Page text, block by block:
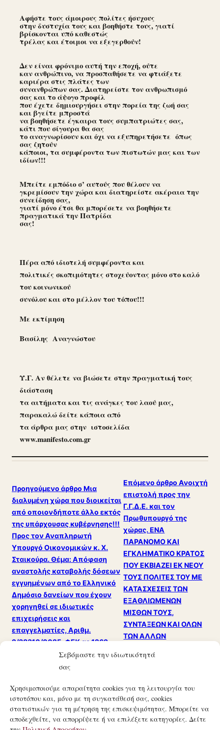
Σεβόμαστε την ιδιωτικότητά
σας
Χρησιμοποιούμε απαραίτητα cookies για τη λειτουργία του
ιστοτόπου και, μόνο με τη συγκατάθεσή σας, cookies
στατιστικών για τη μέτρηση της επισκεψιμότητας. Μπορείτε να
αποδεχθείτε, να απορρίψετε ή να επιλέξετε κατηγορίες. Δείτε
Αφήστε τους άμοιρους πολίτες ήσυχους
στην δυστυχία τους και βοηθήστε τους, γιατί
βρίσκονται υπό καθεστώς
τρέλας και έτοιμοι να εξεγερθούν!
Δεν είναι φρόνιμο αυτή την εποχή, ούτε
καν ανθρώπινο, να προσπαθήσετε να φτιάξετε
καριέρα στις πλάτες των
συνανθρώπων σας. Διατηρείστε τον ανθρωπισμό
σας και το άψογο προφίλ
που έχετε δημιουργήσει στην πορεία της ζωή σας
και βγείτε μπροστά
να βοηθήσετε έγκαιρα τους συμπατριώτες σας,
κάτι που σίγουρα θα σας
το αναγνωρίσουν και όχι να εξυπηρετήσετε όπως
σας ζητούν
κάποιοι, τα συμφέροντα των πιστωτών μας και των
ιδίων!!!
Μπείτε εμπόδιο σ’ αυτούς που θέλουν να
γκρεμίσουν την χώρα και διατηρείστε ακέραια την
συνείδηση σας,
γιατί μόνο έτσι θα μπορέσετε να βοηθήσετε
πραγματικά την Πατρίδα
σας!
Πέρα από ιδιοτελή συμφέροντα και
πολιτικές σκοπιμότητες στοχεύοντας μόνο στο καλό
του κοινωνικού
συνόλου και στο μέλλον του τόπου!!!
Με εκτίμηση
Βασίλης Αναγνώστου
Υ.Γ. Αν θέλετε να βιώσετε στην πραγματική τους
διάσταση
τα αιτήματα και τις ανάγκες του λαού μας,
παρακαλώ δείτε κάποια από
τα άρθρα μας στην ιστοσελίδα
www.manifesto.com.gr
Προηγούμενο άρθρο Μια
διαλυμένη χώρα που διοικείται
από οποιονδήποτε άλλο εκτός
της υπάρχουσας κυβέρνησης!!!
Προς τον Αναπληρωτή
Υπουργό Οικονομικών κ. Χ.
Σταικούρα. Θέμα: Απόφαση
αναστολής καταβολής δόσεων
εγγυημένων από το Ελληνικό
Δημόσιο δανείων που έχουν
χορηγηθεί σε ιδιωτικές
επιχειρήσεις και
επαγγελματίες, Αριθμ.
2/38310/0025, ΦΕΚ αρ.1262,
Επόμενο άρθρο Ανοιχτή
επιστολή προς την
Γ.Γ.Δ.Ε. και τον
Πρωθυπουργό της
χώρας. ΕΝΑ
ΠΑΡΑΝΟΜΟ ΚΑΙ
ΕΓΚΛΗΜΑΤΙΚΟ ΚΡΑΤΟΣ
ΠΟΥ ΕΚΒΙΑΖΕΙ ΕΚ ΝΕΟΥ
ΤΟΥΣ ΠΟΛΙΤΕΣ ΤΟΥ ΜΕ
ΚΑΤΑΣΧΕΣΕΙΣ ΤΩΝ
ΕΞΑΘΛΙΩΜΕΝΩΝ
ΜΙΣΘΩΝ ΤΟΥΣ,
ΣΥΝΤΑΞΕΩΝ ΚΑΙ ΟΛΩΝ
ΤΩΝ ΑΛΛΩΝ
ΣΤΟΙΧΕΙΩΝ!!!